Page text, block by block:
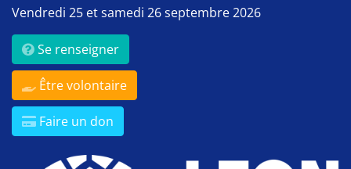
Vendredi 25 et samedi 26 septembre 2026
Se renseigner
Être volontaire
Faire un don